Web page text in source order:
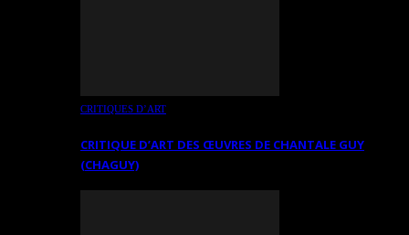
CRITIQUES D’ART
CRITIQUE D’ART DES ŒUVRES DE CHANTALE GUY
(CHAGUY)